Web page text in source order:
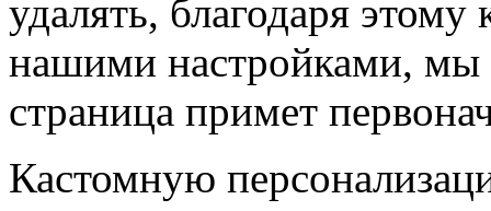
удалять, благодаря
нашими настройками, мы
страница примет
Кастомную